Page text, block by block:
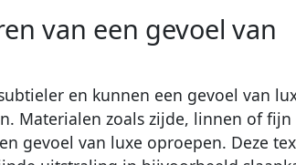
van een gevoel van
en kunnen een gevoel van
Materialen zoals zijde, linnen of fijn
gevoel van luxe oproepen. Deze